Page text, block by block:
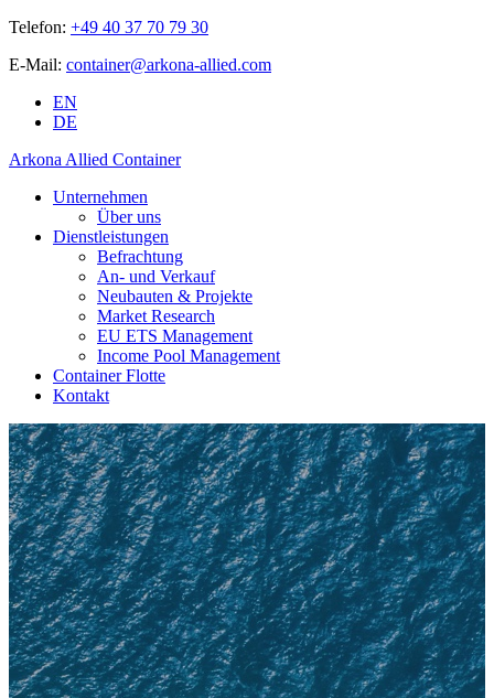
Telefon: +49 40 37 70 79 30
E-Mail: container@arkona-allied.com
EN
DE
Arkona Allied Container
Unternehmen
Über uns
Dienstleistungen
Befrachtung
An- und Verkauf
Neubauten & Projekte
Market Research
EU ETS Management
Income Pool Management
Container Flotte
Kontakt